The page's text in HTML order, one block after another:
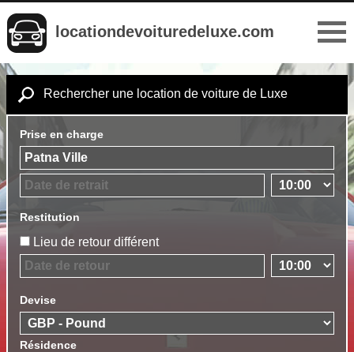
locationdevoituredeluxe.com
Rechercher une location de voiture de Luxe
Prise en charge
Restitution
Lieu de retour différent
Devise
Résidence